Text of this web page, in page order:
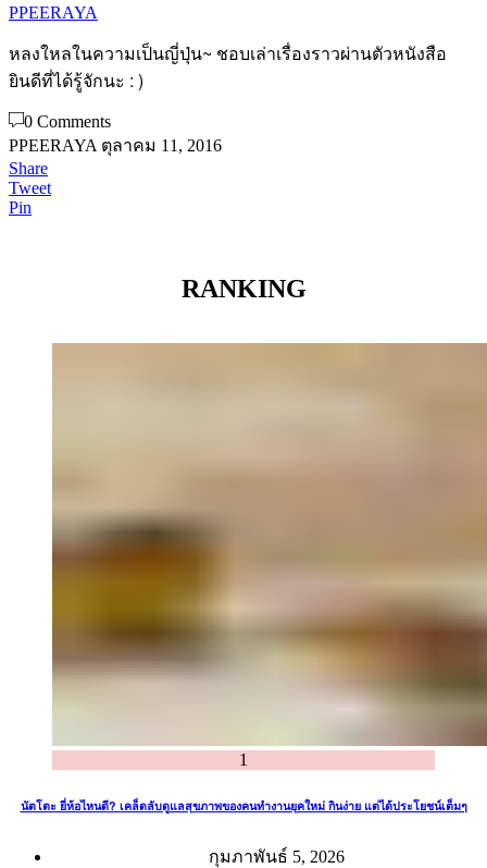
PPEERAYA
หลงใหลในความเป็นญี่ปุ่น~ ชอบเล่าเรื่องราวผ่านตัวหนังสือ
ยินดีที่ได้รู้จักนะ : )
0 Comments
PPEERAYA ตุลาคม 11, 2016
Share
Tweet
Pin
RANKING
1
นัตโตะ ยี่ห้อไหนดี? เคล็ดลับดูแลสุขภาพของคนทำงานยุคใหม่ กินง่าย แต่ได้ประโยชน์เต็มๆ
กุมภาพันธ์ 5, 2026